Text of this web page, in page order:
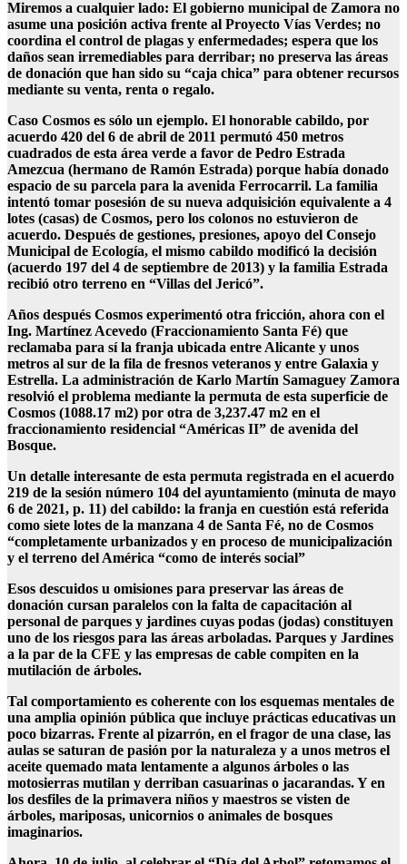
Miremos a cualquier lado: El gobierno municipal de Zamora no
asume una posición activa frente al Proyecto Vías Verdes; no
coordina el control de plagas y enfermedades; espera que los
daños sean irremediables para derribar; no preserva las áreas
de donación que han sido su “caja chica” para obtener recursos
mediante su venta, renta o regalo.
Caso Cosmos es sólo un ejemplo. El honorable cabildo, por
acuerdo 420 del 6 de abril de 2011 permutó 450 metros
cuadrados de esta área verde a favor de Pedro Estrada
Amezcua (hermano de Ramón Estrada) porque había donado
espacio de su parcela para la avenida Ferrocarril. La familia
intentó tomar posesión de su nueva adquisición equivalente a 4
lotes (casas) de Cosmos, pero los colonos no estuvieron de
acuerdo. Después de gestiones, presiones, apoyo del Consejo
Municipal de Ecología, el mismo cabildo modificó la decisión
(acuerdo 197 del 4 de septiembre de 2013) y la familia Estrada
recibió otro terreno en “Villas del Jericó”.
Años después Cosmos experimentó otra fricción, ahora con el
Ing. Martínez Acevedo (Fraccionamiento Santa Fé) que
reclamaba para sí la franja ubicada entre Alicante y unos
metros al sur de la fila de fresnos veteranos y entre Galaxia y
Estrella. La administración de Karlo Martín Samaguey Zamora
resolvió el problema mediante la permuta de esta superficie de
Cosmos (1088.17 m2) por otra de 3,237.47 m2 en el
fraccionamiento residencial “Américas II” de avenida del
Bosque.
Un detalle interesante de esta permuta registrada en el acuerdo
219 de la sesión número 104 del ayuntamiento (minuta de mayo
6 de 2021, p. 11) del cabildo: la franja en cuestión está referida
como siete lotes de la manzana 4 de Santa Fé, no de Cosmos
“completamente urbanizados y en proceso de municipalización
y el terreno del América “como de interés social”
Esos descuidos u omisiones para preservar las áreas de
donación cursan paralelos con la falta de capacitación al
personal de parques y jardines cuyas podas (jodas) constituyen
uno de los riesgos para las áreas arboladas. Parques y Jardines
a la par de la CFE y las empresas de cable compiten en la
mutilación de árboles.
Tal comportamiento es coherente con los esquemas mentales de
una amplia opinión pública que incluye prácticas educativas un
poco bizarras. Frente al pizarrón, en el fragor de una clase, las
aulas se saturan de pasión por la naturaleza y a unos metros el
aceite quemado mata lentamente a algunos árboles o las
motosierras mutilan y derriban casuarinas o jacarandas. Y en
los desfiles de la primavera niños y maestros se visten de
árboles, mariposas, unicornios o animales de bosques
imaginarios.